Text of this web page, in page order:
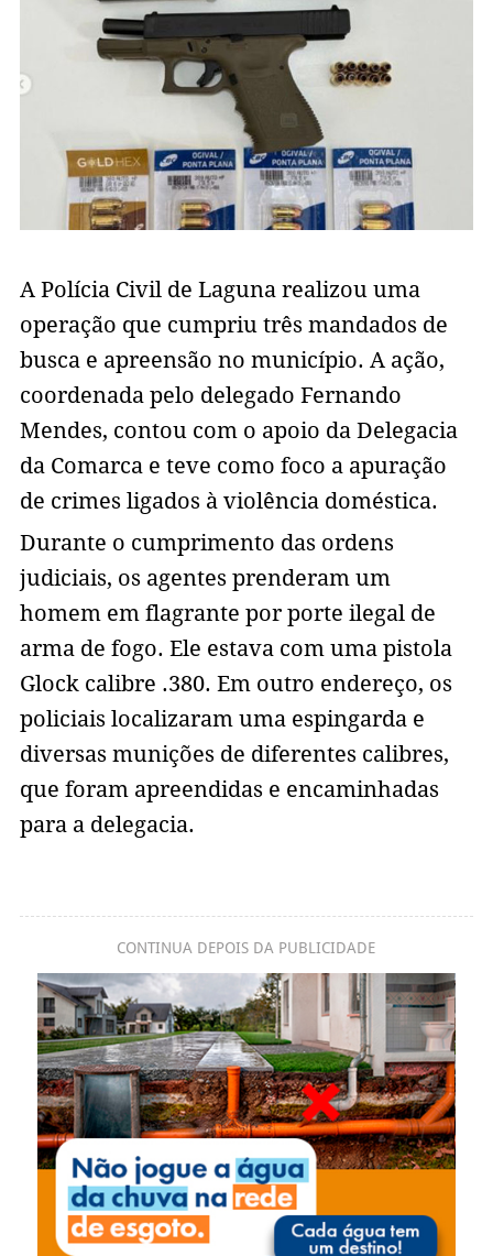
A Polícia Civil de Laguna realizou uma
operação que cumpriu três mandados de
busca e apreensão no município. A ação,
coordenada pelo delegado Fernando
Mendes, contou com o apoio da Delegacia
da Comarca e teve como foco a apuração
de crimes ligados à violência doméstica.
Durante o cumprimento das ordens
judiciais, os agentes prenderam um
homem em flagrante por porte ilegal de
arma de fogo. Ele estava com uma pistola
Glock calibre .380. Em outro endereço, os
policiais localizaram uma espingarda e
diversas munições de diferentes calibres,
que foram apreendidas e encaminhadas
para a delegacia.
CONTINUA DEPOIS DA PUBLICIDADE